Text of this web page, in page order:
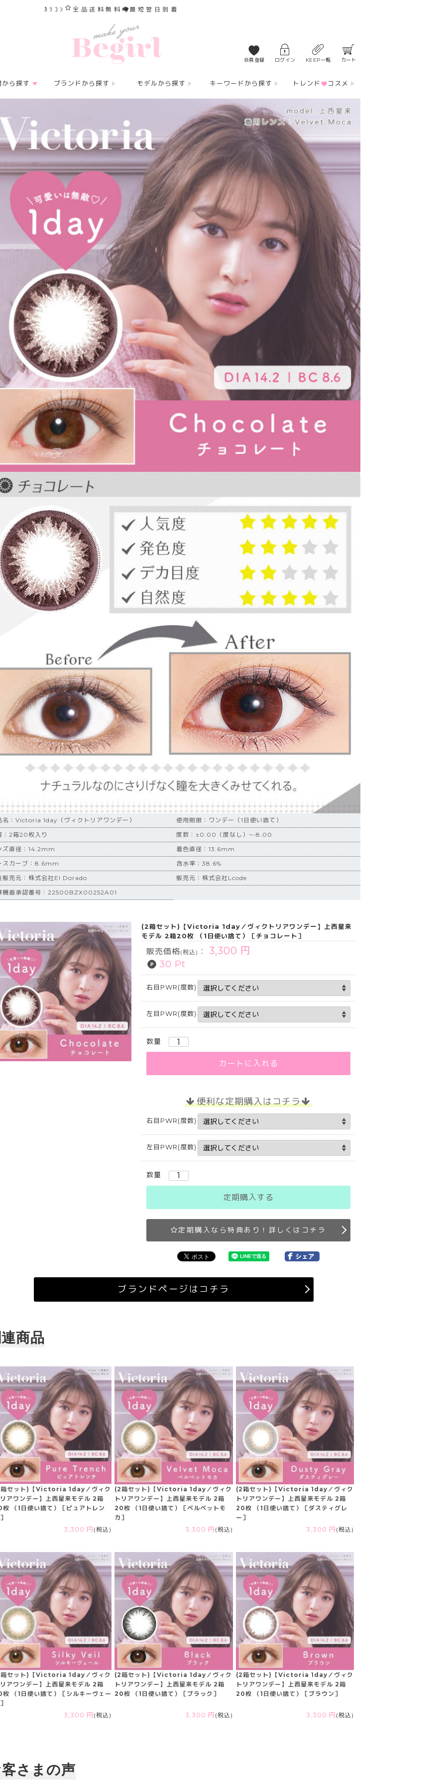
ｶﾗｺﾝ 全品送料無料 最短翌日到着
会員登録 ログイン KEEP一覧 カート
ら探す ブランドから探す モデルから探す キーワードから探す トレンド コスメ
名：Victoria 1day（ヴィクトリアワンデー）
使用期限：ワンデー（1日使い捨て）
：2箱20枚入り
度数：±0.00（度なし）~-8.00
ズ直径：14.2mm
着色直径：13.6mm
スカーブ：8.6mm
含水率：38.6%
販売元：株式会社El Dorado
販売元：株式会社Lcode
機器承認番号：22500BZX00252A01
(2箱セット)【Victoria 1day／ヴィクトリアワンデー】上西星来
モデル 2箱20枚 （1日使い捨て）［チョコレート］
販売価格(税込) ： 3,300 円
30 Pt
右目PWR(度数)
左目PWR(度数)
数量
カートに入れる
便利な定期購入はコチラ
右目PWR(度数)
左目PWR(度数)
数量
定期購入する
定期購入なら特典あり！詳しくはコチラ
ブランドページはコチラ
商品
セット)【Victoria 1day／ヴィク
アワンデー】上西星来モデル 2箱
（1日使い捨て）［ピュアトレン
3,300 円 (税込)
(2箱セット)【Victoria 1day／ヴィク
トリアワンデー】上西星来モデル 2箱
20枚 （1日使い捨て）［ベルベットモ
カ］
3,300 円 (税込)
(2箱セット)【Victoria 1day／ヴィク
トリアワンデー】上西星来モデル 2箱
20枚 （1日使い捨て）［ダスティグレ
ー］
3,300 円 (税込)
セット)【Victoria 1day／ヴィク
アワンデー】上西星来モデル 2箱
（1日使い捨て）［シルキーヴェー
3,300 円 (税込)
(2箱セット)【Victoria 1day／ヴィク
トリアワンデー】上西星来モデル 2箱
20枚 （1日使い捨て）［ブラック］
3,300 円 (税込)
(2箱セット)【Victoria 1day／ヴィク
トリアワンデー】上西星来モデル 2箱
20枚 （1日使い捨て）［ブラウン］
3,300 円 (税込)
さまの声